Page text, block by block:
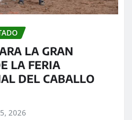
LA GRAN
LA FERIA
DEL CABALLO
2026